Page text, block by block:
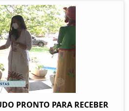
PRONTO PARA RECEBER